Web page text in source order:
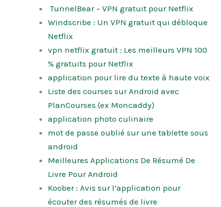
TunnelBear – VPN gratuit pour Netflix
Windscribe : Un VPN gratuit qui débloque
Netflix
vpn netflix gratuit : Les meilleurs VPN 100
% gratuits pour Netflix
application pour lire du texte à haute voix
Liste des courses sur Android avec
PlanCourses (ex Moncaddy)
application photo culinaire
mot de passe oublié sur une tablette sous
android
Meilleures Applications De Résumé De
Livre Pour Android
Koober : Avis sur l’application pour
écouter des résumés de livre